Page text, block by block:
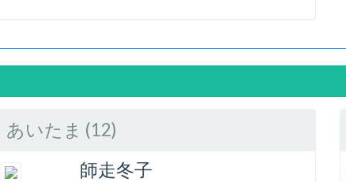
あいたま (12)
師走冬子